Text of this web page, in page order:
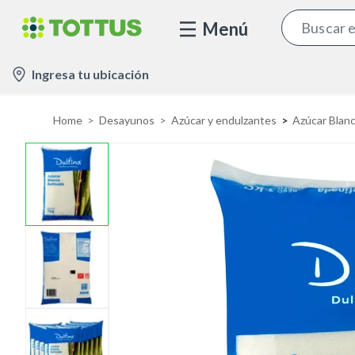
Menú
Ingresa tu ubicación
Home Desayunos Azúcar y endulzantes Azúcar